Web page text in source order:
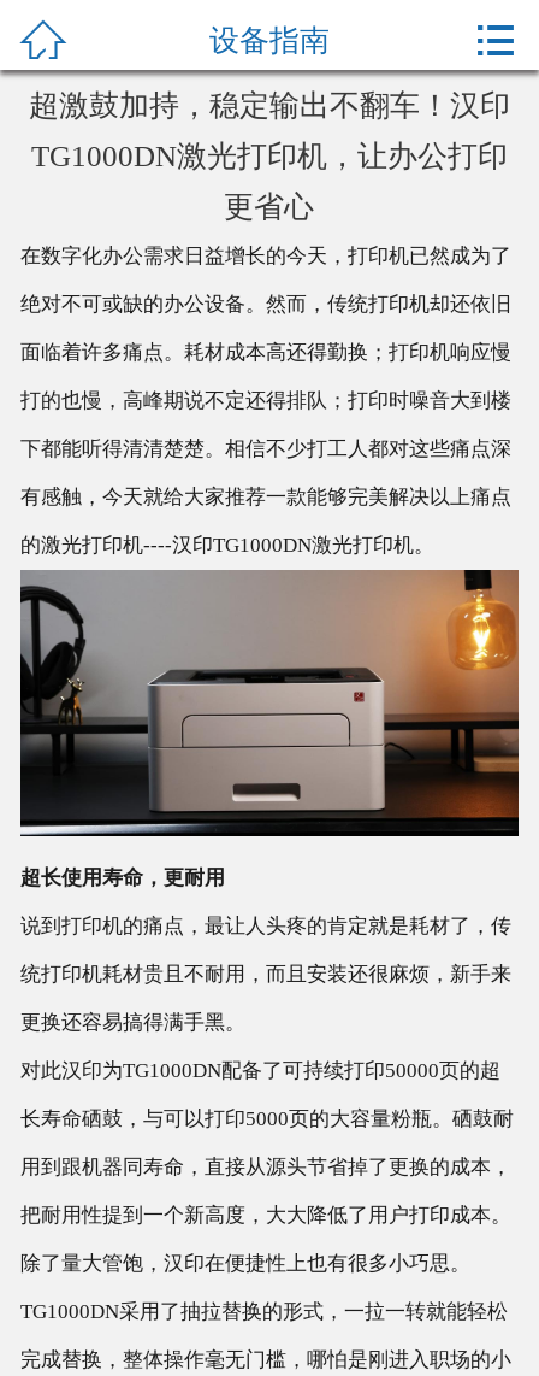
办公教程
产品中心
 设备指南 
超激鼓加持，稳定输出不翻车！汉印
TG1000DN激光打印机，让办公打印
更省心
在数字化办公需求日益增长的今天，打印机已然成为了
绝对不可或缺的办公设备。然而，传统打印机却还依旧
面临着许多痛点。耗材成本高还得勤换；打印机响应慢
打的也慢，高峰期说不定还得排队；打印时噪音大到楼
下都能听得清清楚楚。相信不少打工人都对这些痛点深
有感触，今天就给大家推荐一款能够完美解决以上痛点
的激光打印机----汉印TG1000DN激光打印机。
超长使用寿命，更耐用
说到打印机的痛点，最让人头疼的肯定就是耗材了，传
统打印机耗材贵且不耐用，而且安装还很麻烦，新手来
更换还容易搞得满手黑。
对此汉印为TG1000DN配备了可持续打印50000页的超
长寿命硒鼓，与可以打印5000页的大容量粉瓶。硒鼓耐
用到跟机器同寿命，直接从源头节省掉了更换的成本，
把耐用性提到一个新高度，大大降低了用户打印成本。
除了量大管饱，汉印在便捷性上也有很多小巧思。
TG1000DN采用了抽拉替换的形式，一拉一转就能轻松
完成替换，整体操作毫无门槛，哪怕是刚进入职场的小